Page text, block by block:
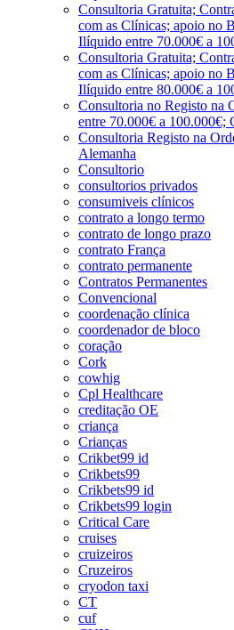
Consultoria Gratuita;
com as Clínicas; apoio no
Ilíquido entre 70.000€ a
Consultoria Gratuita;
com as Clínicas; apoio no
Ilíquido entre 80.000€ a
Consultoria no Registo na
entre 70.000€ a 100.000€;
Consultoria Registo na
Alemanha
Consultorio
consultorios privados
consumiveis clínicos
contrato a longo termo
contrato de longo prazo
contrato França
contrato permanente
Contratos Permanentes
Convencional
coordenação clínica
coordenador de bloco
coração
Cork
cowhig
Cpl Healthcare
creditação OE
criança
Crianças
Crikbet99 id
Crikbets99
Crikbets99 id
Crikbets99 login
Critical Care
cruises
cruizeiros
Cruzeiros
cryodon taxi
CT
cuf